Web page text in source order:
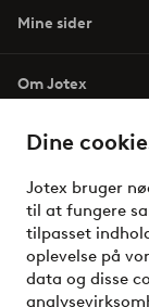
Dine
Jotex bruger
til at fungere
tilpasset
oplevelse på
data og disse
Mine sider
Om Jotex
Vilkår
Venner
Sikre